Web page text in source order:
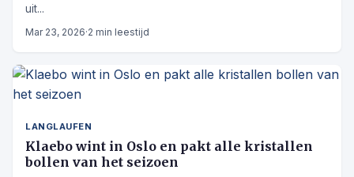
uit...
Mar 23, 2026·2 min leestijd
LANGLAUFEN
Klaebo wint in Oslo en pakt alle kristallen
bollen van het seizoen